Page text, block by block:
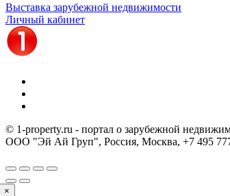
Выставка зарубежной недвижимости
Личный кабинет
© 1-property.ru - портал о зарубежной
ООО "Эй Ай Груп", Россия, Москва, +7 495
×